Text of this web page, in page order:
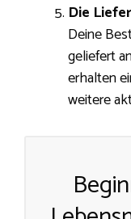
Die
Deine
geliefert
erhalten
weitere